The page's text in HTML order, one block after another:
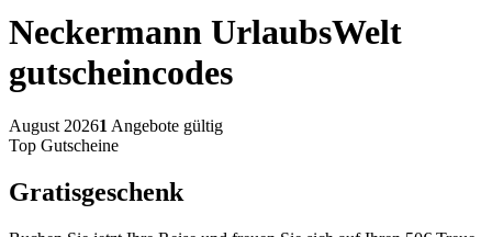
Neckermann UrlaubsWelt
gutscheincodes
August 20261Angebote gültig
Top Gutscheine
Gratisgeschenk